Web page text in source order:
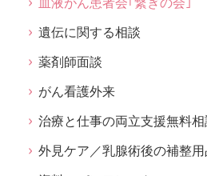
遺伝に関する相談
薬剤師面談
がん看護外来
治療と仕事の両立支援無料相
外見ケア／乳腺術後の補整